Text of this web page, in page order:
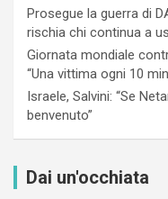
Prosegue la guerra di
rischia chi continua a
Giornata mondiale
“Una vittima ogni 10
Israele, Salvini: “Se
benvenuto”
Dai un'occhiata